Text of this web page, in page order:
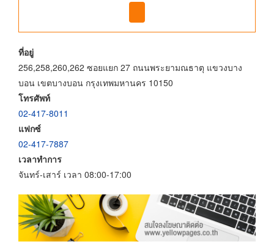
ที่อยู่
256,258,260,262 ซอยแยก 27 ถนนพระยามณธาตุ แขวงบาง
บอน เขตบางบอน กรุงเทพมหานคร 10150
โทรศัพท์
02-417-8011
แฟกซ์
02-417-7887
เวลาทำการ
จันทร์-เสาร์ เวลา 08:00-17:00